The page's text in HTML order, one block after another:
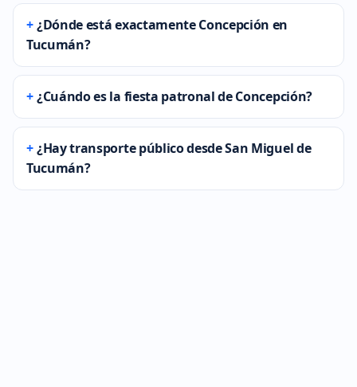
¿Dónde está exactamente Concepción en
Tucumán?
¿Cuándo es la fiesta patronal de Concepción?
¿Hay transporte público desde San Miguel de
Tucumán?